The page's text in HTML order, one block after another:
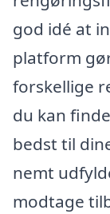
god idé at
platform
forskellige
du kan
bedst til
nemt
modtage